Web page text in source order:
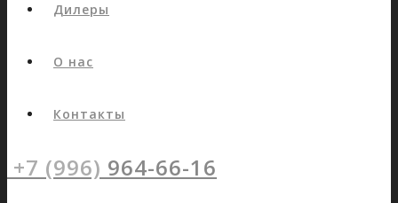
Дилеры
О нас
Контакты
+7 (996) 964-66-16